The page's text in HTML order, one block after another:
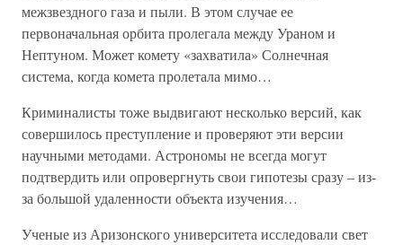
межзвездного газа и пыли. В этом случае ее
первоначальная орбита пролегала между Ураном и
Нептуном. Может комету «захватила» Солнечная
система, когда комета пролетала мимо…
Криминалисты тоже выдвигают несколько версий, как
совершилось преступление и проверяют эти версии
научными методами. Астрономы не всегда могут
подтвердить или опровергнуть свои гипотезы сразу – из-
за большой удаленности объекта изучения…
Ученые из Аризонского университета исследовали свет